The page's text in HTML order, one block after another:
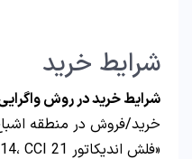
شرایط خرید
شرایط خرید در روش
خرید/فروش در منطقه
«فلش اندیکاتور CCI 14، CCI 21 یا CCI 30» خرید کنید.